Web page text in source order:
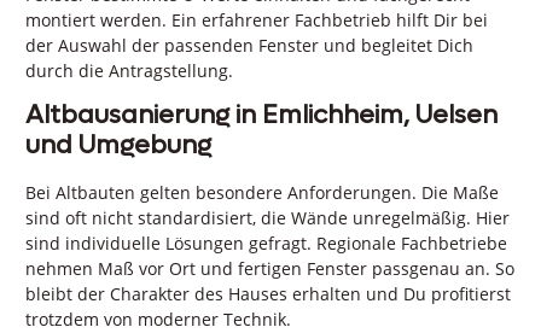
montiert werden. Ein erfahrener Fachbetrieb hilft Dir bei
der Auswahl der passenden Fenster und begleitet Dich
durch die Antragstellung.
Altbausanierung in Emlichheim, Uelsen
und Umgebung
Bei Altbauten gelten besondere Anforderungen. Die Maße
sind oft nicht standardisiert, die Wände unregelmäßig. Hier
sind individuelle Lösungen gefragt. Regionale Fachbetriebe
nehmen Maß vor Ort und fertigen Fenster passgenau an. So
bleibt der Charakter des Hauses erhalten und Du profitierst
trotzdem von moderner Technik.